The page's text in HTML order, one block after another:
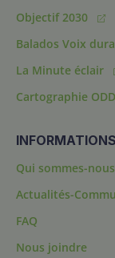
Objectif 2030
Balados Voix
La Minute éclair
Cartographie ODD
INFORMATIONS
Qui sommes-
Actualités-
FAQ
Nous joindre